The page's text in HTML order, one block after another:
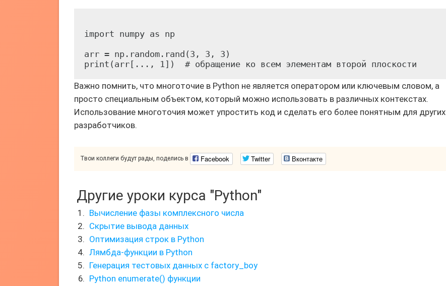
import numpy as np
arr = np.random.rand(3, 3, 3)
Важно помнить, что многоточие в Python не является оператором или ключевым словом, а
просто специальным объектом, который можно использовать в различных контекстах.
Использование многоточия может упростить код и сделать его более понятным для других
разработчиков.
Твои коллеги будут рады, поделись в Facebook Twitter Вконтакте
Другие уроки курса "Python"
Вычисление фазы комплексного числа
Скрытие вывода данных
Оптимизация строк в Python
Лямбда-функции в Python
Генерация тестовых данных с factory_boy
Python enumerate() функции